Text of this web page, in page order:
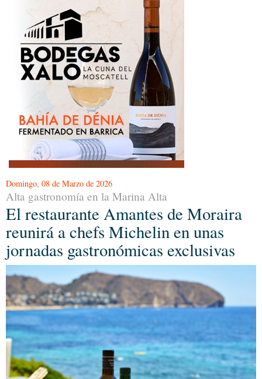
Domingo, 08 de Marzo de 2026
Alta gastronomía en la Marina Alta
El restaurante Amantes de Moraira
reunirá a chefs Michelin en unas
jornadas gastronómicas exclusivas